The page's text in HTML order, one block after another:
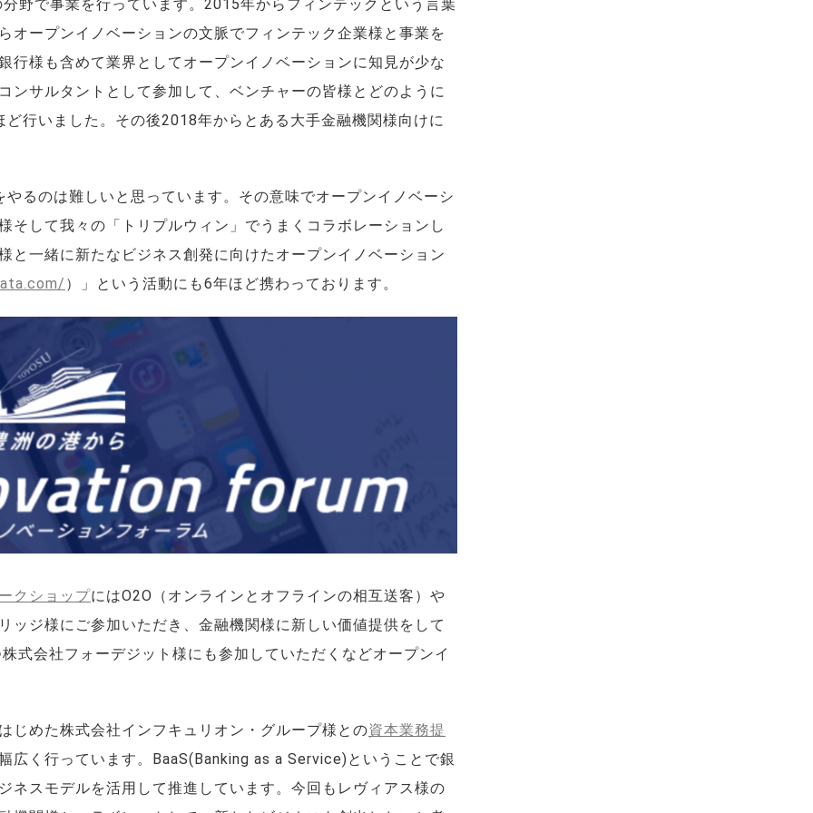
野で事業を行っています。2015年からフィンテックという言葉
オープンイノベーションの文脈でフィンテック企業様と事業を
行様も含めて業界としてオープンイノベーションに知見が少な
ンサルタントとして参加して、ベンチャーの皆様とどのように
行いました。その後2018年からとある大手金融機関様向けに
るのは難しいと思っています。その意味でオープンイノベーシ
そして我々の「トリプルウィン」でうまくコラボレーションし
と一緒に新たなビジネス創発に向けたオープンイノベーション
）」という活動にも6年ほど携わっております。
クショップにはO2O（オンラインとオフラインの相互送客）や
ッジ様にご参加いただき、金融機関様に新しい価値提供をして
式会社フォーデジット様にも参加していただくなどオープンイ
じめた株式会社インフキュリオン・グループ様との資本業務提
広く行っています。BaaS(Banking as a Service)ということで銀
ネスモデルを活用して推進しています。今回もレヴィアス様の